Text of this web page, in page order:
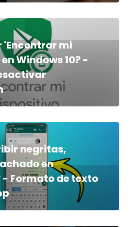
'Encontrar mi
Windows 10? -
negritas,
en
Formato de texto